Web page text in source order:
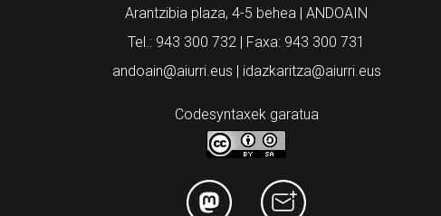
Arantzibia plaza, 4-5 behea | ANDOAIN
Tel.: 943 300 732 | Faxa: 943 300 731
andoain@aiurri.eus | idazkaritza@aiurri.eus
Codesyntaxek garatua